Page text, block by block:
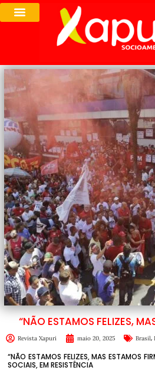
“NÃO ESTAMOS FELIZES,
Revista Xapuri maio 20, 2025 Brasil,
“NÃO ESTAMOS FELIZES, MAS ESTAMOS
SOCIAIS, EM RESISTÊNCIA